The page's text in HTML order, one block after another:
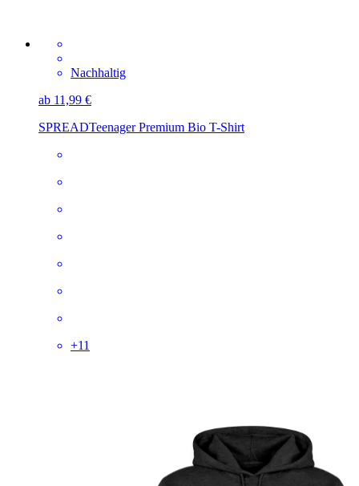
Nachhaltig
ab 11,99 €
SPREADTeenager Premium Bio T-Shirt
+11